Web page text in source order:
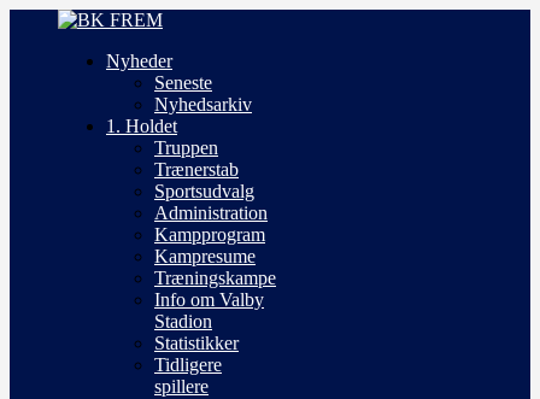
Nyheder
Seneste
Nyhedsarkiv
1. Holdet
Truppen
Trænerstab
Sportsudvalg
Administration
Kampprogram
Kampresume
Træningskampe
Info om Valby
Stadion
Statistikker
Tidligere
spillere